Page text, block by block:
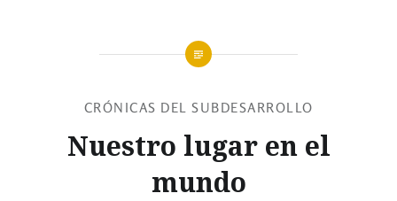
CRÓNICAS DEL SUBDESARROLLO
Nuestro lugar en el
mundo